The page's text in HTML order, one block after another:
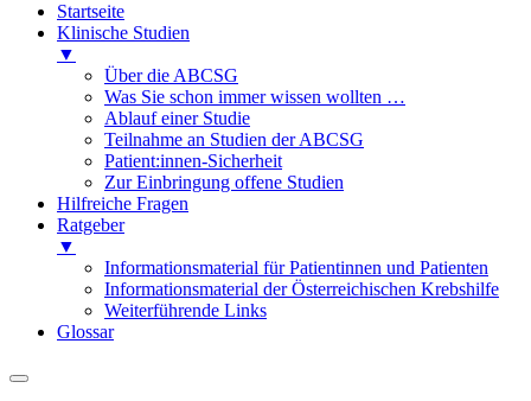
Startseite
Klinische Studien
▼
Über die ABCSG
Was Sie schon immer wissen wollten …
Ablauf einer Studie
Teilnahme an Studien der ABCSG
Patient:innen-Sicherheit
Zur Einbringung offene Studien
Hilfreiche Fragen
Ratgeber
▼
Informationsmaterial für Patientinnen und Patienten
Informationsmaterial der Österreichischen Krebshilfe
Weiterführende Links
Glossar